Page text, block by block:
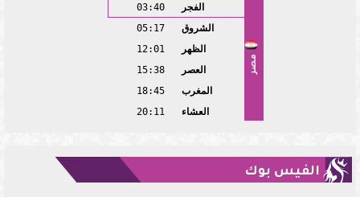
مصر
الفجر
03:40
الشروق
05:17
الظهر
12:01
العصر
15:38
المغرب
18:45
العشاء
20:11
الفيس بوك